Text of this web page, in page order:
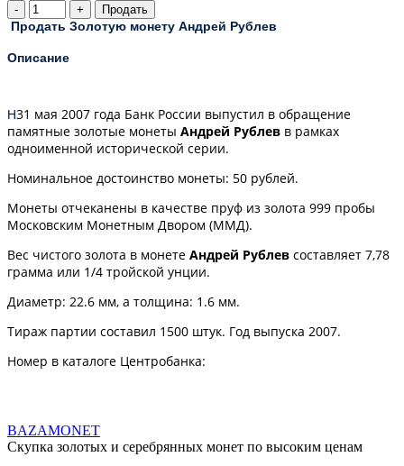
Продать Золотую монету Андрей Рублев
Описание
Н31 мая 2007 года Банк России выпустил в обращение
памятные золотые монеты Андрей Рублев в рамках
одноименной исторической серии.
Номинальное достоинство монеты: 50 рублей.
Монеты отчеканены в качестве пруф из золота 999 пробы
Московским Монетным Двором (ММД).
Вес чистого золота в монете Андрей Рублев составляет 7,78
грамма или 1/4 тройской унции.
Диаметр: 22.6 мм, а толщина: 1.6 мм.
Тираж партии составил 1500 штук. Год выпуска 2007.
Номер в каталоге Центробанка:
BAZAMONET
Скупка золотых и серебрянных монет по высоким ценам